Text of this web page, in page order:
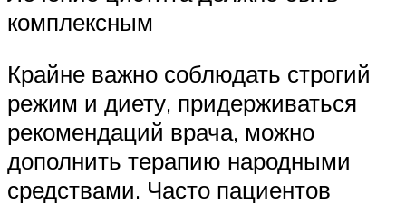
комплексным
Крайне важно соблюдать строгий
режим и диету, придерживаться
рекомендаций врача, можно
дополнить терапию народными
средствами. Часто пациентов